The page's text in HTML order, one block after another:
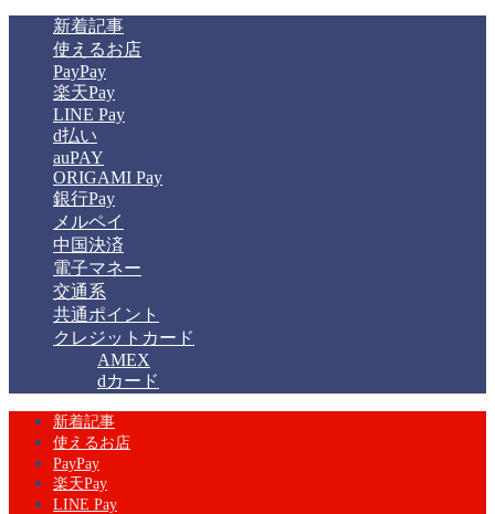
新着記事
使えるお店
PayPay
楽天Pay
LINE Pay
d払い
auPAY
ORIGAMI Pay
銀行Pay
メルペイ
中国決済
電子マネー
交通系
共通ポイント
クレジットカード
AMEX
dカード
新着記事
使えるお店
PayPay
楽天Pay
LINE Pay